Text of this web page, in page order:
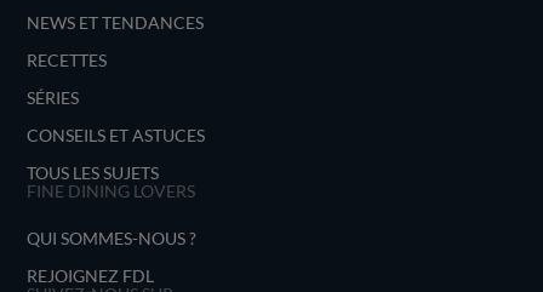
NEWS ET TENDANCES
RECETTES
SÉRIES
CONSEILS ET ASTUCES
TOUS LES SUJETS
FINE DINING LOVERS
QUI SOMMES-NOUS ?
REJOIGNEZ FDL